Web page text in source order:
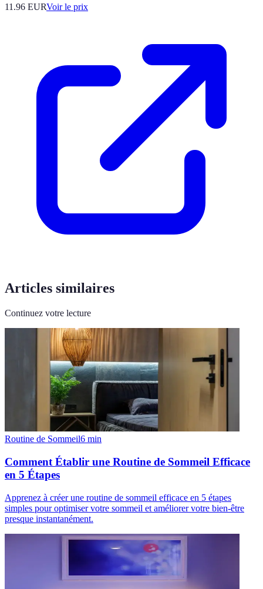
11.96 EURVoir le prix
Articles similaires
Continuez votre lecture
Routine de Sommeil6 min
Comment Établir une Routine de Sommeil Efficace
en 5 Étapes
Apprenez à créer une routine de sommeil efficace en 5 étapes
simples pour optimiser votre sommeil et améliorer votre bien-être
presque instantanément.